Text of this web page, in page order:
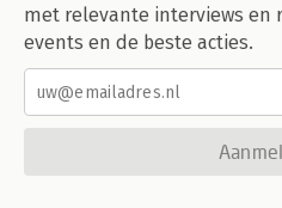
met relevante interviews en
events en de beste acties.